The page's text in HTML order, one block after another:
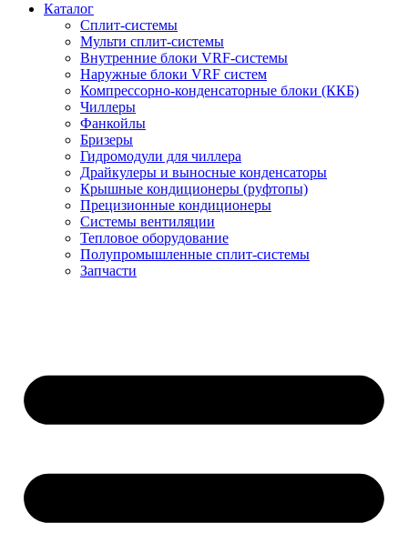
Каталог
Сплит-системы
Мульти сплит-системы
Внутренние блоки VRF-cистемы
Наружные блоки VRF cистем
Компрессорно-конденсаторные блоки (ККБ)
Чиллеры
Фанкойлы
Бризеры
Гидромодули для чиллера
Драйкулеры и выносные конденсаторы
Крышные кондиционеры (руфтопы)
Прецизионные кондиционеры
Системы вентиляции
Тепловое оборудование
Полупромышленные сплит-системы
Запчасти